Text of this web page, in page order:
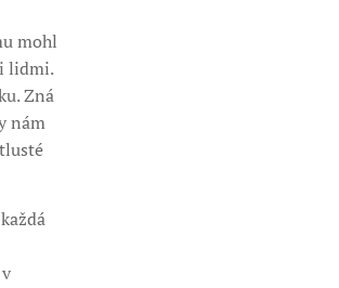
mohl
lidmi.
Zná
nám